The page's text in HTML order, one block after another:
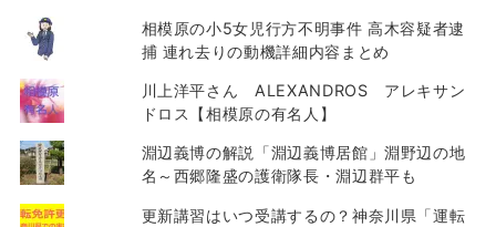
相模原の小5女児行方不明事件 高木容疑者逮
捕 連れ去りの動機詳細内容まとめ
川上洋平さん ALEXANDROS アレキサン
ドロス【相模原の有名人】
淵辺義博の解説「淵辺義博居館」淵野辺の地
名～西郷隆盛の護衛隊長・淵辺群平も
更新講習はいつ受講するの？神奈川県「運転